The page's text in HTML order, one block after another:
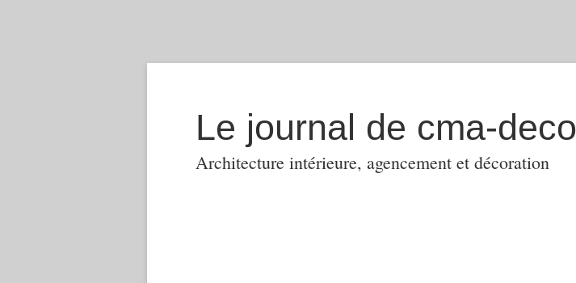
Le journal de cma-deco
Architecture intérieure, agencement et décoration